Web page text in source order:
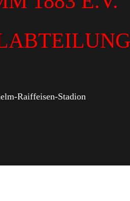
Raiffeisen-Stadion